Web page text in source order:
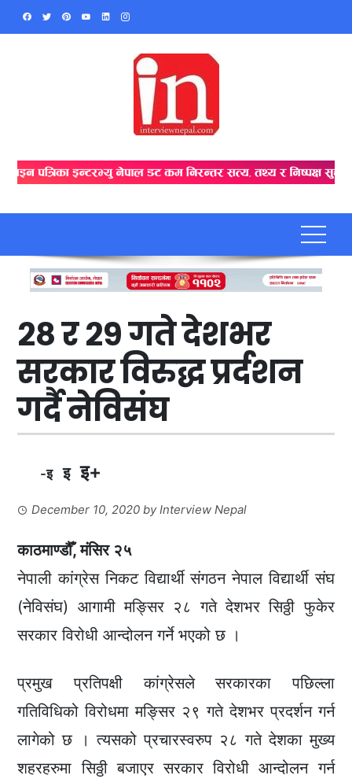
Skip
२८ र २९ गते देशभर
सरकार विरुद्ध प्रर्दशन
गर्दै नेविसंघ
-इ इ इ+
December 10, 2020 byInterview Nepal
काठमाण्डौँ, मंसिर २५
नेपाली कांग्रेस निकट विद्यार्थी संगठन नेपाल विद्यार्थी संघ
(नेविसंघ) आगामी मङ्सिर २८ गते देशभर सिठ्ठी फुकेर
सरकार विरोधी आन्दोलन गर्ने भएको छ ।
प्रमुख प्रतिपक्षी कांग्रेसले सरकारका पछिल्ला
गतिविधिको विरोधमा मङ्सिर २९ गते देशभर प्रदर्शन गर्न
लागेको छ । त्यसको प्रचारस्वरुप २८ गते देशका मुख्य
शहरहरुमा सिठ्ठी बजाएर सरकार विरोधी आन्दोलन गर्न